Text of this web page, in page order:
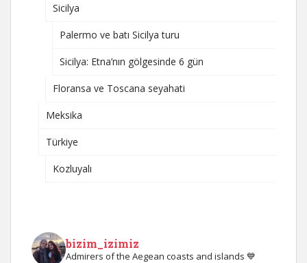
Sicilya
Palermo ve batı Sicilya turu
Sicilya: Etna’nın gölgesinde 6 gün
Floransa ve Toscana seyahati
Meksika
Türkiye
Kozluyalı
bizim_izimiz
Admirers of the Aegean coasts and islands 💙